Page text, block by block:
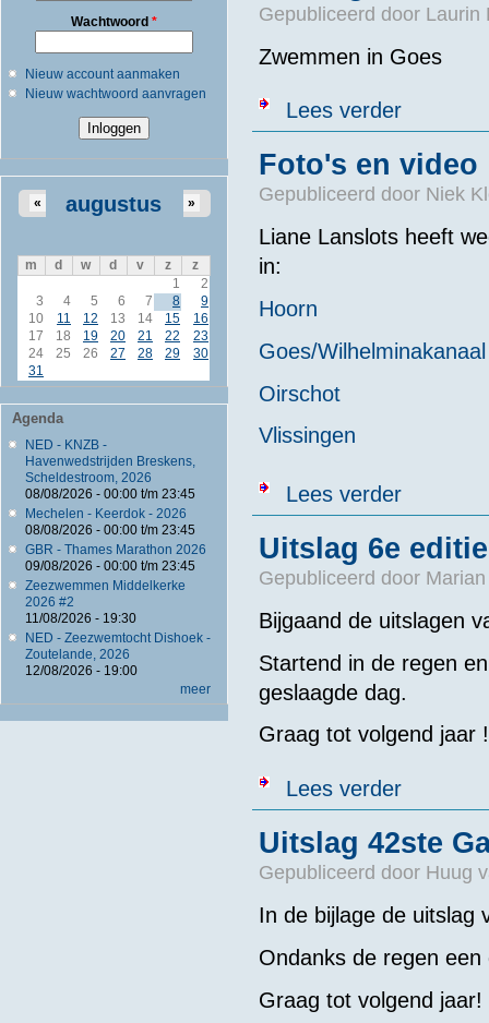
Wachtwoord *
Nieuw account aanmaken
Nieuw wachtwoord aanvragen
augustus
« »
m d w d v z
z
1
2
3
4 5 6 7 8
9
10
11 12 13 14 15
16
17
18 19 20 21 22
23
24
25 26 27 28 29
30
31
Agenda
NED - KNZB -
Havenwedstrijden Breskens,
Scheldestroom, 2026
08/08/2026 - 00:00t/m 23:45
Mechelen - Keerdok - 2026
08/08/2026 - 00:00t/m 23:45
GBR - Thames Marathon 2026
09/08/2026 - 00:00t/m 23:45
Zeezwemmen Middelkerke
2026 #2
11/08/2026 - 19:30
NED - Zeezwemtocht Dishoek -
Zoutelande, 2026
12/08/2026 - 19:00
meer
Gepubliceerd door Laurin
Zwemmen in Goes
Lees verderover Verslag:
Foto's en video
Gepubliceerd door Niek
Liane Lanslots heeft
in:
Hoorn
Goes/Wilhelminakanaal
Oirschot
Vlissingen
Lees verderover Foto's en
Uitslag 6e
Gepubliceerd door
Bijgaand de uitslagen
Startend in de regen
geslaagde dag.
Graag tot volgend jaar
Lees verderover Uitslag
Uitslag 42ste
Gepubliceerd door Huug
In de bijlage de uitslag
Ondanks de regen een
Graag tot volgend jaar!